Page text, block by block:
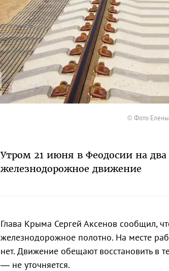
© Фото
Утром 21 июня в Феодосии на два
железнодорожное движение
Глава Крыма Сергей Аксенов сообщил,
железнодорожное полотно. На месте
нет. Движение обещают восстановить в
— не уточняется.